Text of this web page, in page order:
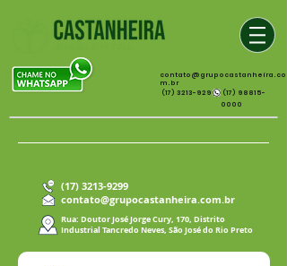
contato@grupocastanheira.co
m.br
(17) 3213-9299
(17) 98815-
0000
(17) 3213-9299
contato@grupocastanheira.com.br
Rua: Doutor José Jorge Cury, 170, Distrito
Industrial Tancredo Neves, São José do Rio Preto